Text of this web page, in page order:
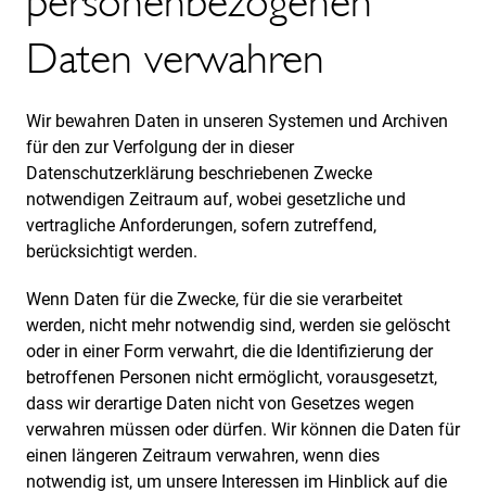
Daten verwahren
Wir bewahren Daten in unseren Systemen und Archiven
für den zur Verfolgung der in dieser
Datenschutzerklärung beschriebenen Zwecke
notwendigen Zeitraum auf, wobei gesetzliche und
vertragliche Anforderungen, sofern zutreffend,
berücksichtigt werden.
Wenn Daten für die Zwecke, für die sie verarbeitet
werden, nicht mehr notwendig sind, werden sie gelöscht
oder in einer Form verwahrt, die die Identifizierung der
betroffenen Personen nicht ermöglicht, vorausgesetzt,
dass wir derartige Daten nicht von Gesetzes wegen
verwahren müssen oder dürfen. Wir können die Daten für
einen längeren Zeitraum verwahren, wenn dies
notwendig ist, um unsere Interessen im Hinblick auf die